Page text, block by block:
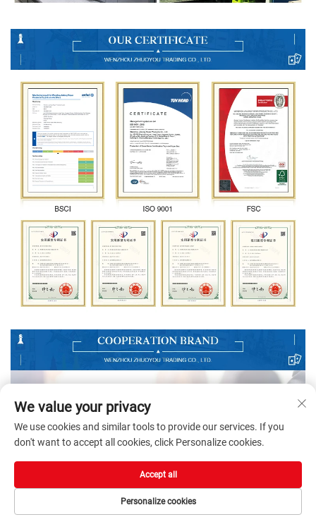
We value your privacy
We use cookies and similar tools to provide our services. If you
don't want to accept all cookies, click Personalize cookies.
Personalize cookies
Accept all